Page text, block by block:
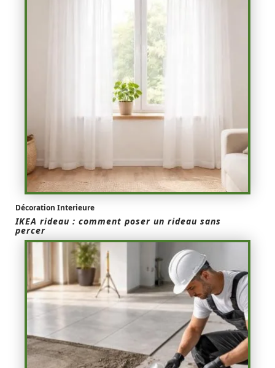
Décoration Interieure
IKEA rideau : comment poser un rideau sans
percer